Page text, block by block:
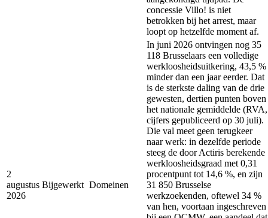
concessie Villo! is niet
betrokken bij het arrest, maar
loopt op hetzelfde moment af.
2
augustus
2026
Bijgewerkt Domeinen
In juni 2026 ontvingen nog 35
118 Brusselaars een volledige
werkloosheidsuitkering, 43,5 %
minder dan een jaar eerder. Dat
is de sterkste daling van de drie
gewesten, dertien punten boven
het nationale gemiddelde (RVA,
cijfers gepubliceerd op 30 juli).
Die val meet geen terugkeer
naar werk: in dezelfde periode
steeg de door Actiris berekende
werkloosheidsgraad met 0,31
procentpunt tot 14,6 %, en zijn
31 850 Brusselse
werkzoekenden, oftewel 34 %
van hen, voortaan ingeschreven